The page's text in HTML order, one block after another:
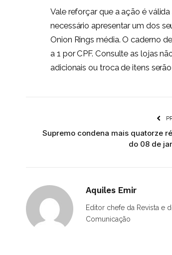
Vale reforçar que a ação é
necessário apresentar um dos
Onion Rings média. O caderno
a 1 por CPF. Consulte as lojas
adicionais ou troca de itens
Supremo condena mais quatorze
do 08 de
Aquiles Emir
Editor chefe da Revista e
Comunicação